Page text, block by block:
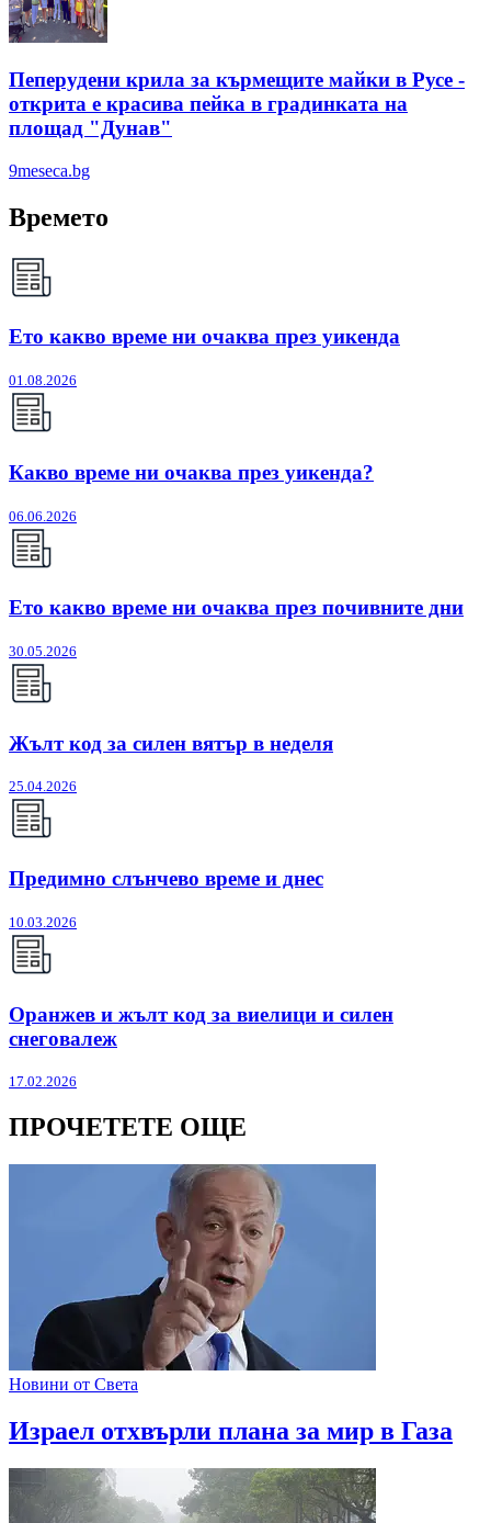
Пеперудени крила за кърмещите майки в Русе -
открита е красива пейка в градинката на
площад "Дунав"
9meseca.bg
Времето
Ето какво време ни очаква през уикенда
01.08.2026
Какво време ни очаква през уикенда?
06.06.2026
Ето какво време ни очаква през почивните дни
30.05.2026
Жълт код за силен вятър в неделя
25.04.2026
Предимно слънчево време и днес
10.03.2026
Оранжев и жълт код за виелици и силен
снеговалеж
17.02.2026
ПРОЧЕТЕТЕ ОЩЕ
Новини от Света
Израел отхвърли плана за мир в Газа